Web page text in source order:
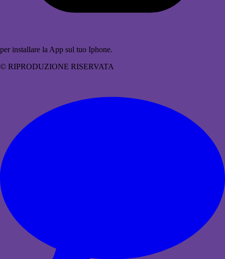
per installare la App sul tuo Iphone.
© RIPRODUZIONE RISERVATA